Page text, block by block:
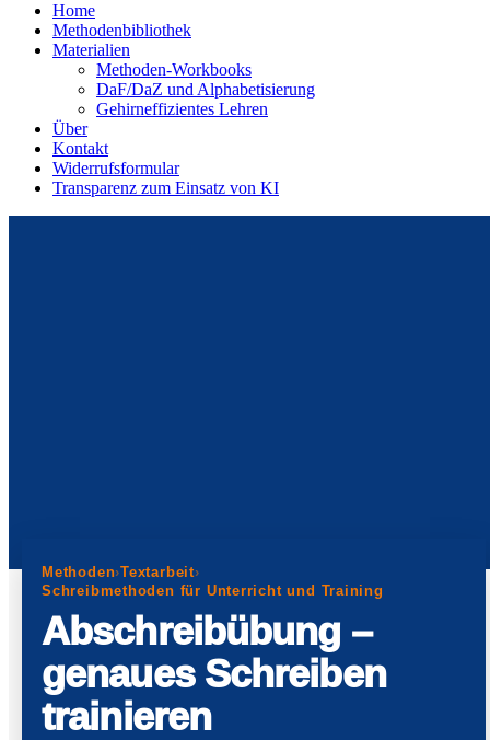
Home
Methodenbibliothek
Materialien
Methoden-Workbooks
DaF/DaZ und Alphabetisierung
Gehirneffizientes Lehren
Über
Kontakt
Widerrufsformular
Transparenz zum Einsatz von KI
Methoden›Textarbeit›
Schreibmethoden für Unterricht und Training
Abschreibübung –
genaues Schreiben
trainieren